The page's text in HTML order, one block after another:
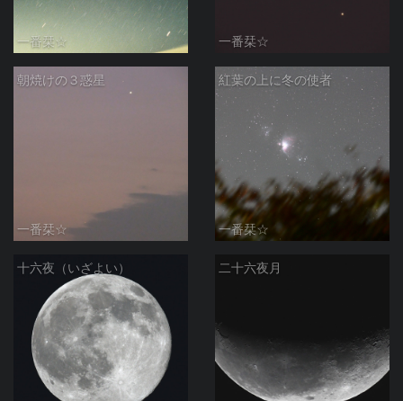
一番栞☆ 一番栞☆
朝焼けの３惑星
一番栞☆
紅葉の上に冬の使者
一番栞☆
十六夜（いざよい） 二十六夜月